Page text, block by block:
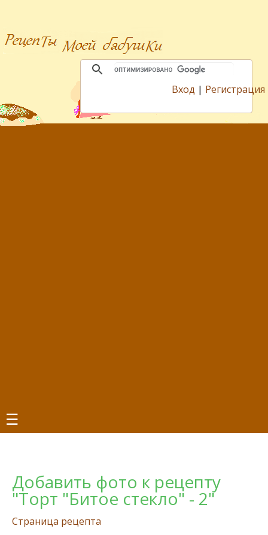
Вход | Регистрация
☰
Добавить фото к рецепту
"Торт "Битое стекло" - 2"
Страница рецепта